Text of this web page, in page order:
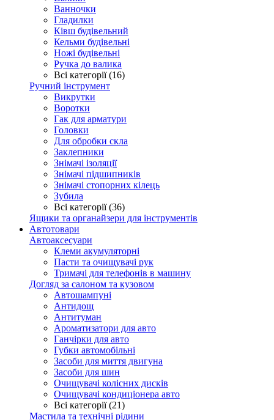
Ванночки
Гладилки
Ківш будівельний
Кельми будівельні
Ножі будівельні
Ручка до валика
Всі категорії (16)
Ручний інструмент
Викрутки
Воротки
Гак для арматури
Головки
Для обробки скла
Заклепники
Знімачі ізоляції
Знімачі підшипників
Знімачі стопорних кілець
Зубила
Всі категорії (36)
Ящики та органайзери для інструментів
Автотовари
Автоаксесуари
Клеми акумуляторні
Пасти та очищувачі рук
Тримачі для телефонів в машину
Догляд за салоном та кузовом
Автошампуні
Антидощ
Антитуман
Ароматизатори для авто
Ганчірки для авто
Губки автомобільні
Засоби для миття двигуна
Засоби для шин
Очищувачі колісних дисків
Очищувачі кондиціонера авто
Всі категорії (21)
Мастила та технічні рідини